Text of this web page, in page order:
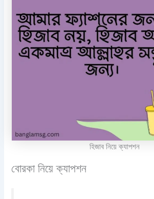
হিজাব নিয়ে ক্যাপশন
বোরকা নিয়ে ক্যাপশন